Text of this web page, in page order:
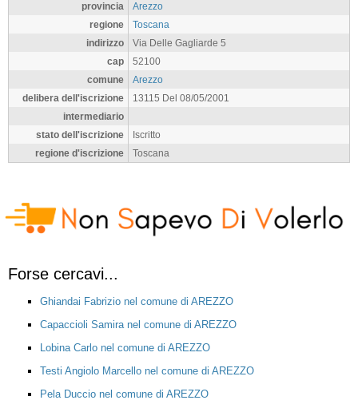
provincia
Arezzo
regione
Toscana
indirizzo
Via Delle Gagliarde 5
cap
52100
comune
Arezzo
delibera dell'iscrizione
13115 Del 08/05/2001
intermediario
stato dell'iscrizione
Iscritto
regione d'iscrizione
Toscana
Forse cercavi...
Ghiandai Fabrizio nel comune di AREZZO
Capaccioli Samira nel comune di AREZZO
Lobina Carlo nel comune di AREZZO
Testi Angiolo Marcello nel comune di AREZZO
Pela Duccio nel comune di AREZZO